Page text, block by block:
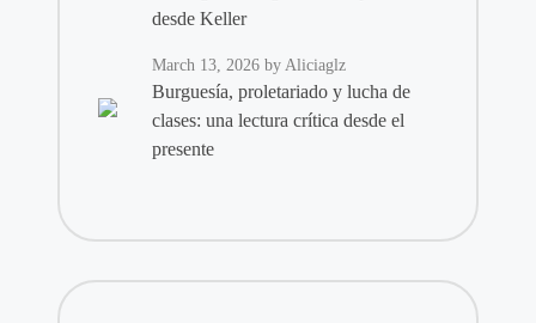
desde Keller
March 13, 2026 by Aliciaglz
Burguesía, proletariado y lucha de
clases: una lectura crítica desde el
presente